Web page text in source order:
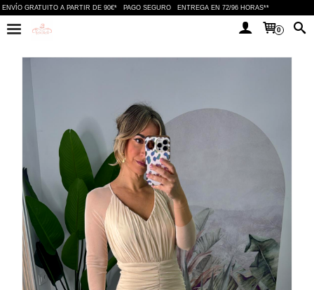
ENVÍO GRATUITO A PARTIR DE 90€* PAGO SEGURO ENTREGA EN 72/96 HORAS**
0